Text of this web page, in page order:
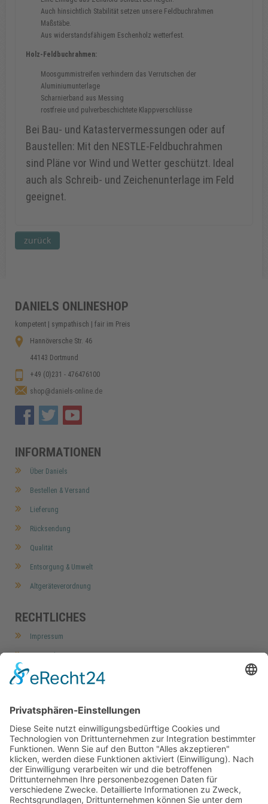
Auch hinsichtlich Stabilität setzen unsere Feldbuchrahmen
Maßstäbe.
Aus widerstandsfähigem Eschenholz wetterfest.
Holz-Feldbuchrahmen:
Moosgummistreifen verhindern das Verrutschen der
Aluminiumunterlage
Scharnierband aus Messing
rostfreie und pulverbeschichtete Klappverschlüsse
Bei Bau- und Katastervermessungen oder auf
Baustellen: Mit den NESTLE-Feldbuchrahmen
sind Pläne vor Wind und Wetter geschützt. Ideal
auch als Schreib- und Zeichenunterlage im Feld
geeignet.
DANIELS ONLINESHOP
kompetent | sympathisch | fair im Preis
Hannöversche Str. 46
44143 Dortmund
+49 (0)231 - 476476100
shop@daniels-online.de
INFORMATIONEN
Über Daniels
Bestellen & Versand
Lieferung
Rücksendung
Qualität
Entsorgung & Umwelt
Altgeräteverordnung
RECHTLICHES
Impressum
AGB
Barrierefreiheitserklärung
Cookie-Einstellungen
MEIN KONTO
Home
Mein Konto